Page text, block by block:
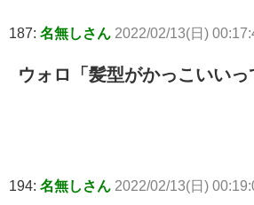
187: 名無しさん 2022/02/13(日)
ウォロ「髪型がかっこいいっ
194: 名無しさん 2022/02/13(日)